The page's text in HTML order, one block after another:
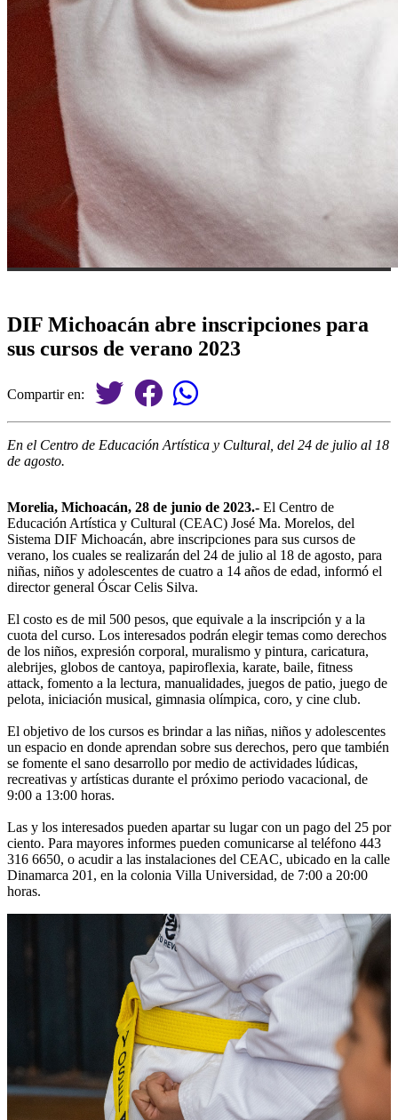
DIF Michoacán abre inscripciones para
sus cursos de verano 2023
Compartir en:
En el Centro de Educación Artística y Cultural, del 24 de julio al 18
de agosto.
Morelia, Michoacán, 28 de junio de 2023.- El Centro de
Educación Artística y Cultural (CEAC) José Ma. Morelos, del
Sistema DIF Michoacán, abre inscripciones para sus cursos de
verano, los cuales se realizarán del 24 de julio al 18 de agosto, para
niñas, niños y adolescentes de cuatro a 14 años de edad, informó el
director general Óscar Celis Silva.
El costo es de mil 500 pesos, que equivale a la inscripción y a la
cuota del curso. Los interesados podrán elegir temas como derechos
de los niños, expresión corporal, muralismo y pintura, caricatura,
alebrijes, globos de cantoya, papiroflexia, karate, baile, fitness
attack, fomento a la lectura, manualidades, juegos de patio, juego de
pelota, iniciación musical, gimnasia olímpica, coro, y cine club.
El objetivo de los cursos es brindar a las niñas, niños y adolescentes
un espacio en donde aprendan sobre sus derechos, pero que también
se fomente el sano desarrollo por medio de actividades lúdicas,
recreativas y artísticas durante el próximo periodo vacacional, de
9:00 a 13:00 horas.
Las y los interesados pueden apartar su lugar con un pago del 25 por
ciento. Para mayores informes pueden comunicarse al teléfono 443
316 6650, o acudir a las instalaciones del CEAC, ubicado en la calle
Dinamarca 201, en la colonia Villa Universidad, de 7:00 a 20:00
horas.